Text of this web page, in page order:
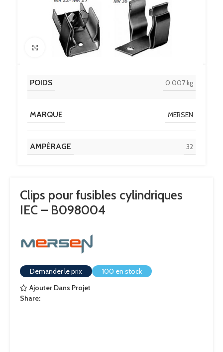
Click to enlarge
POIDS 0.007 kg
MARQUE MERSEN
AMPÉRAGE 32
Clips pour fusibles cylindriques
IEC – B098004
Demander le prix
100 en stock
Ajouter Dans Projet
Share: